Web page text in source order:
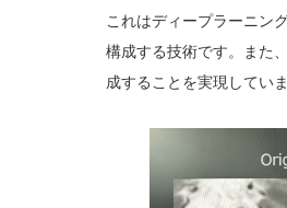
これはディープラーニン
構成する技術です。また
成することを実現していま